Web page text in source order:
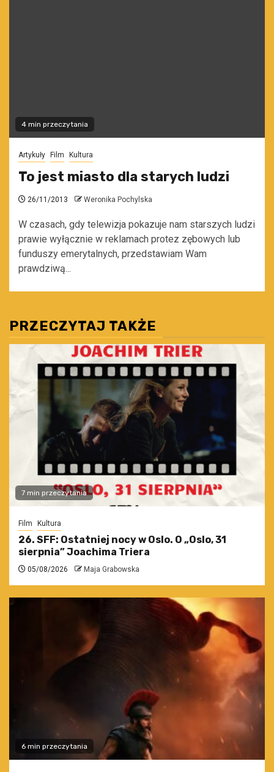
4 min przeczytania
Artykuły Film Kultura
To jest miasto dla starych ludzi
26/11/2013 Weronika Pochylska
W czasach, gdy telewizja pokazuje nam starszych ludzi
prawie wyłącznie w reklamach protez zębowych lub
funduszy emerytalnych, przedstawiam Wam
prawdziwą...
PRZECZYTAJ TAKŻE
7 min przeczytania
Film Kultura
26. SFF: Ostatniej nocy w Oslo. O „Oslo, 31
sierpnia” Joachima Triera
05/08/2026 Maja Grabowska
6 min przeczytania